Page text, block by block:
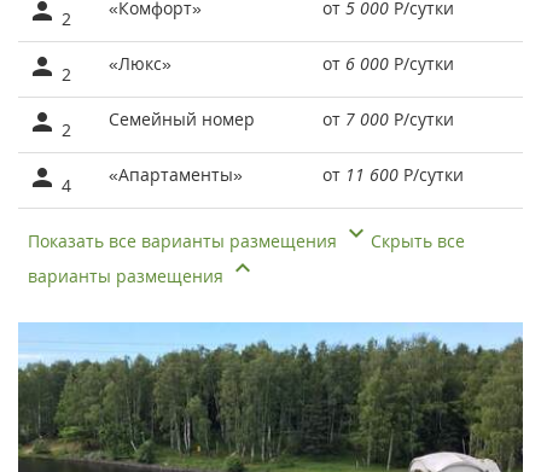
2 «Комфорт» от 5 000 Р/сутки
2 «Люкс» от 6 000 Р/сутки
2 Семейный номер от 7 000 Р/сутки
4 «Апартаменты» от 11 600 Р/сутки
Показать все варианты размещения
Скрыть все
варианты размещения